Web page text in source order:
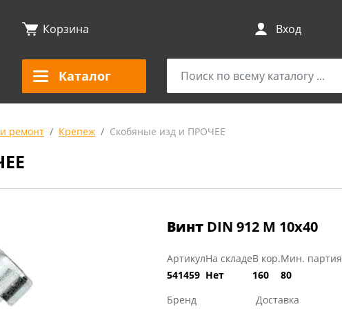
Корзина Вход
Каталог
ремонт Крепеж Скобяные изд и ПРОЧЕЕ
Винт DIN 912 М 10х40
Артикул
541459
На складе
Нет
В кор.
160
Мин. партия
80
Бренд
Доставка